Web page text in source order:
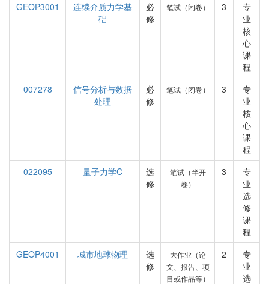
GEOP3001
连续介质力学基
础
必
修
笔试（闭卷） 3
专
业
核
心
课
程
007278
信号分析与数据
处理
必
修
笔试（闭卷） 3
专
业
核
心
课
程
022095
量子力学C
选
修
笔试（半开
卷）
3
专
业
选
修
课
程
GEOP4001
城市地球物理
选
修
大作业（论
文、报告、项
目或作品等）
2
专
业
选